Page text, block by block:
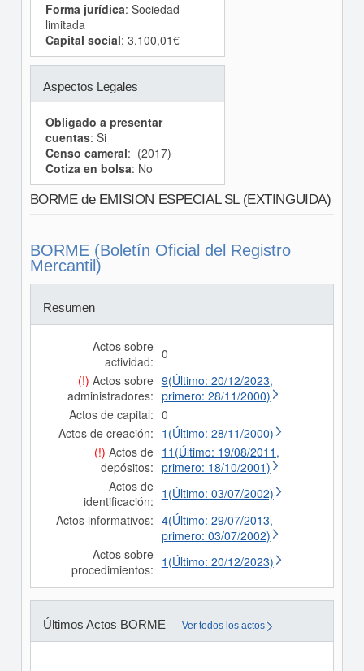
Forma jurídica: Sociedad
limitada
Capital social: 3.100,01€
Aspectos Legales
Obligado a presentar
cuentas: Si
Censo cameral: (2017)
Cotiza en bolsa: No
BORME de EMISION ESPECIAL SL (EXTINGUIDA)
BORME (Boletín Oficial del Registro
Mercantil)
Resumen
Actos sobre
actividad: 0
(!) Actos sobre
administradores:
9(Último: 20/12/2023,
primero: 28/11/2000)
Actos de capital: 0
Actos de creación: 1(Último: 28/11/2000)
(!) Actos de
depósitos:
11(Último: 19/08/2011,
primero: 18/10/2001)
Actos de
identificación: 1(Último: 03/07/2002)
Actos informativos: 4(Último: 29/07/2013,
primero: 03/07/2002)
Actos sobre
procedimientos: 1(Último: 20/12/2023)
Últimos Actos BORME Ver todos los actos